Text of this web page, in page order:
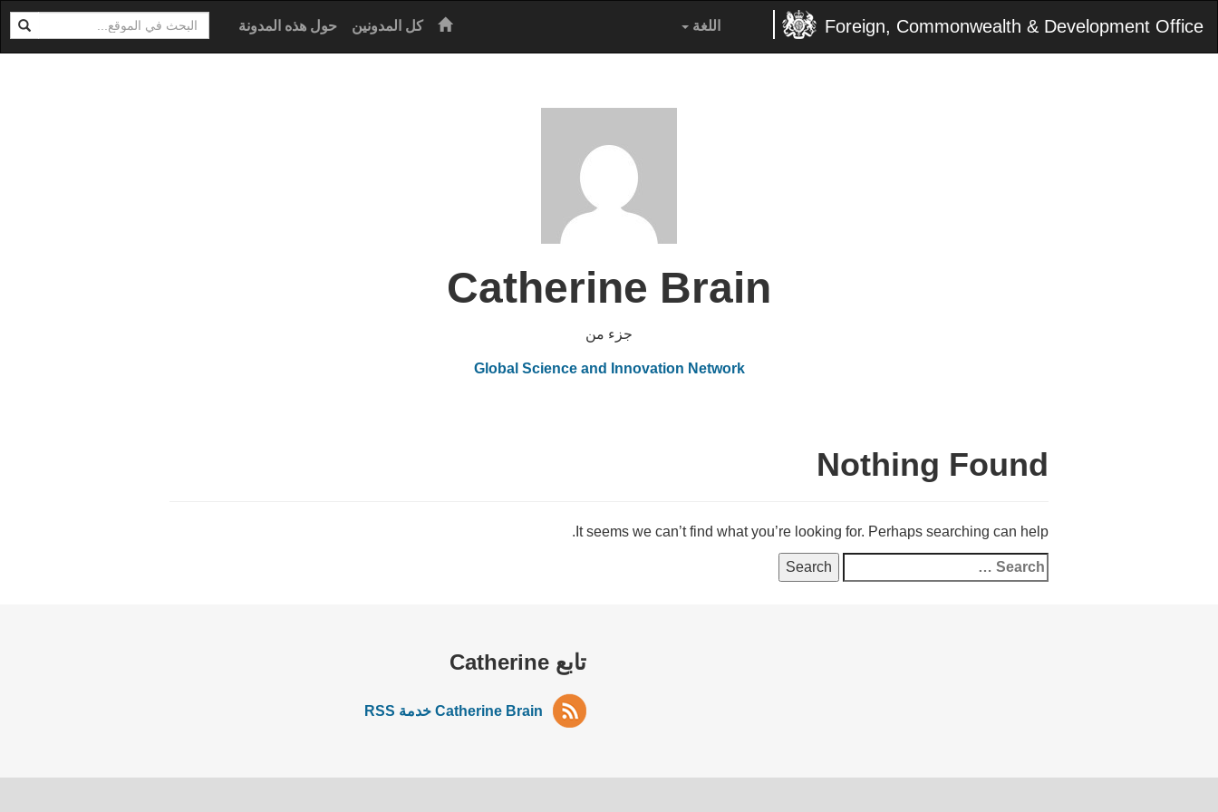
Foreign, Commonwealth & Development Office اللغة الرئيسية
كل المدونين حول هذه المدونة ابحث
Catherine Brain
جزء من
Global Science and Innovation Network
Nothing Found
It seems we can’t find what you’re looking for. Perhaps searching can help.
Search
for:
تابع Catherine
Catherine Brain خدمة RSS